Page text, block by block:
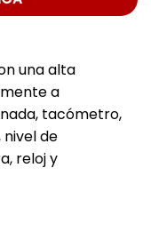
una alta
a
tacómetro,
de
reloj y